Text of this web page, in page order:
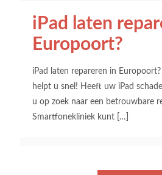
iPad laten
Europoort?
iPad laten repareren in
helpt u snel! Heeft uw iPad
u op zoek naar een betrouwbare
Smartfonekliniek kunt […]